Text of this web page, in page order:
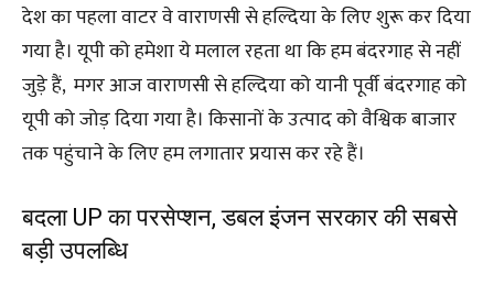
देश का पहला वाटर वे वाराणसी से हल्दिया के लिए शुरू कर दिया
गया है। यूपी को हमेशा ये मलाल रहता था कि हम बंदरगाह से नहीं
जुड़े हैं, मगर आज वाराणसी से हल्दिया को यानी पूर्वी बंदरगाह को
यूपी को जोड़ दिया गया है। किसानों के उत्पाद को वैश्विक बाजार
तक पहुंचाने के लिए हम लगातार प्रयास कर रहे हैं।
बदला UP का परसेप्शन, डबल इंजन सरकार की सबसे
बड़ी उपलब्धि